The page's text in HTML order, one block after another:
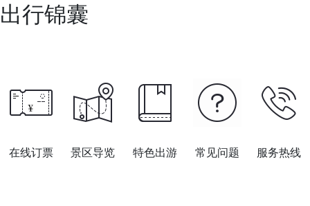
出行锦囊
在线订票 景区导览 特色出游 常见问题 服务热线